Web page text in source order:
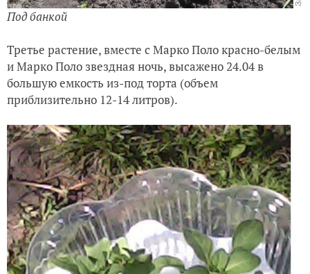
Под банкой
Третье растение, вместе с Марко Поло красно-белым
и Марко Поло звездная ночь, высажено 24.04 в
большую емкость из-под торта (объем
приблизительно 12-14 литров).